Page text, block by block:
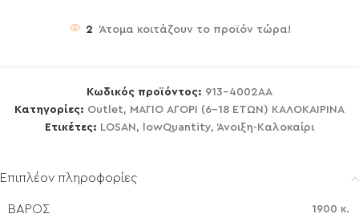
2 Άτομα κοιτάζουν το προϊόν τώρα!
Κωδικός προϊόντος: 913-4002AA
Κατηγορίες: Outlet, ΜΑΓΙΟ ΑΓΟΡΙ (6-18 ΕΤΩΝ) ΚΑΛΟΚΑΙΡΙΝΑ
Ετικέτες: LOSAN , lowQuantity, Άνοιξη-Καλοκαίρι
Επιπλέον πληροφορίες
ΒΆΡΟΣ 1900 κ.